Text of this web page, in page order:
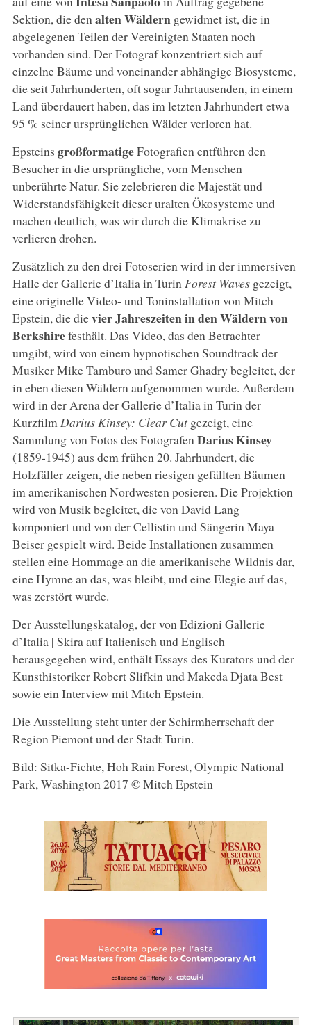
Sektion, die denalten Wäldern gewidmet ist, die in
abgelegenen Teilen der Vereinigten Staaten noch
vorhanden sind. Der Fotograf konzentriert sich auf
einzelne Bäume und voneinander abhängige Biosysteme,
die seit Jahrhunderten, oft sogar Jahrtausenden, in einem
Land überdauert haben, das im letzten Jahrhundert etwa
95 % seiner ursprünglichen Wälder verloren hat.
Epsteins großformatigeFotografien entführen den
Besucher in die ursprüngliche, vom Menschen
unberührte Natur. Sie zelebrieren die Majestät und
Widerstandsfähigkeit dieser uralten Ökosysteme und
machen deutlich, was wir durch die Klimakrise zu
verlieren drohen.
Zusätzlich zu den drei Fotoserien wird in der immersiven
Halle der Gallerie d’Italia in Turin Forest Wavesgezeigt,
eine originelle Video- und Toninstallation von Mitch
Epstein, die dievier Jahreszeiten in den Wäldern von
Berkshirefesthält. Das Video, das den Betrachter
umgibt, wird von einem hypnotischen Soundtrack der
Musiker Mike Tamburo und Samer Ghadry begleitet, der
in eben diesen Wäldern aufgenommen wurde. Außerdem
wird in der Arena der Gallerie d’Italia in Turin der
Kurzfilm Darius Kinsey: Clear Cutgezeigt, eine
Sammlung von Fotos des Fotografen Darius Kinsey
(1859-1945) aus dem frühen 20. Jahrhundert, die
Holzfäller zeigen, die neben riesigen gefällten Bäumen
im amerikanischen Nordwesten posieren. Die Projektion
wird von Musik begleitet, die von David Lang
komponiert und von der Cellistin und Sängerin Maya
Beiser gespielt wird. Beide Installationen zusammen
stellen eine Hommage an die amerikanische Wildnis dar,
eine Hymne an das, was bleibt, und eine Elegie auf das,
was zerstört wurde.
Der Ausstellungskatalog, der von Edizioni Gallerie
d’Italia | Skira auf Italienisch und Englisch
herausgegeben wird, enthält Essays des Kurators und der
Kunsthistoriker Robert Slifkin und Makeda Djata Best
sowie ein Interview mit Mitch Epstein.
Die Ausstellung steht unter der Schirmherrschaft der
Region Piemont und der Stadt Turin.
Bild: Sitka-Fichte, Hoh Rain Forest, Olympic National
Park, Washington 2017 © Mitch Epstein